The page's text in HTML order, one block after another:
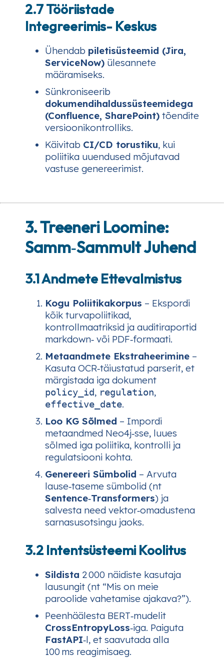
2.7 Tööriistade
Integreerimis- Keskus
Ühendab piletisüsteemid (Jira,
ServiceNow) ülesannete
määramiseks.
Sünkroniseerib
dokumendihaldussüsteemidega
(Confluence, SharePoint) tõendite
versioonikontrolliks.
Käivitab CI/CD torustiku, kui
poliitika uuendused mõjutavad
vastuse genereerimist.
3. Treeneri Loomine:
Samm‑Sammult Juhend
3.1 Andmete Ettevalmistus
Kogu Poliitikakorpus – Ekspordi
kõik turvapoliitikad,
kontrollmaatriksid ja auditiraportid
markdown‑ või PDF‑formaati.
Metaandmete Ekstraheerimine –
Kasuta OCR‑täiustatud parserit, et
märgistada iga dokument
policy_id, regulation,
effective_date.
Loo KG Sõlmed – Impordi
metaandmed Neo4j‑sse, luues
sõlmed iga poliitika, kontrolli ja
regulatsiooni kohta.
Genereeri Sümbolid – Arvuta
lause‑taseme sümbolid (nt
Sentence‑Transformers) ja
salvesta need vektor‑omadustena
sarnasusotsingu jaoks.
3.2 Intentsüsteemi Koolitus
Sildista 2 000 näidiste kasutaja
lausungit (nt “Mis on meie
paroolide vahetamise ajakava?”).
Peenhäälesta BERT‑mudelit
CrossEntropyLoss‑iga. Paiguta
FastAPI‑l, et saavutada alla
100 ms reagimisaeg.